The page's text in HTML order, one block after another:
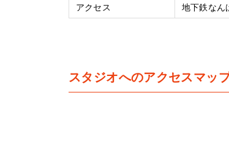
アクセス
地下鉄なん
スタジオへのアクセスマッ